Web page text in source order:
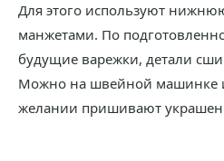
Для этого используют
манжетами. По
будущие варежки, детали
Можно на швейной машинке
желании пришивают